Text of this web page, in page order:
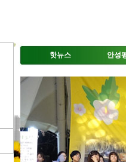
핫뉴스 안성